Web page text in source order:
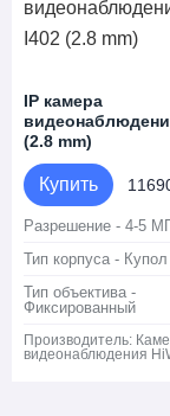
IP камера
(2.8 mm)
Купить
Разрешение - 4-5
Тип корпуса - Купол
Тип объектива -
Фиксированный
Производитель:
видеонаблюдения